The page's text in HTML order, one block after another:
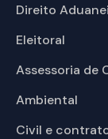
Direito
Eleitoral
Assessoria de
Ambiental
Civil e